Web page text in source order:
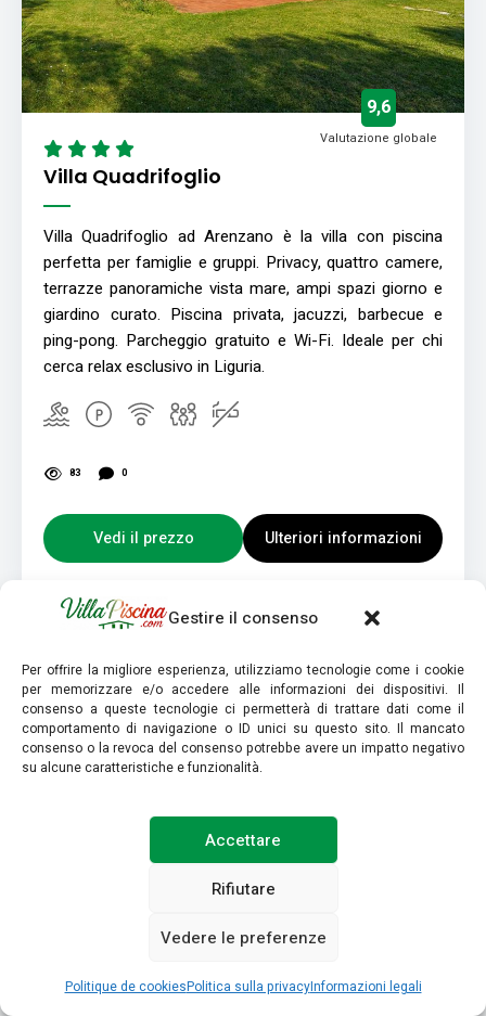
Gestire il consenso
Per offrire la migliore esperienza, utilizziamo tecnologie come i cookie
per memorizzare e/o accedere alle informazioni dei dispositivi. Il
consenso a queste tecnologie ci permetterà di trattare dati come il
comportamento di navigazione o ID unici su questo sito. Il mancato
consenso o la revoca del consenso potrebbe avere un impatto negativo
su alcune caratteristiche e funzionalità.
Accettare
Rifiutare
Vedere le preferenze
Politique de cookiesPolitica sulla privacyInformazioni legali
Villa Quadrifoglio
9,6
Valutazione globale
Villa Quadrifoglio ad Arenzano è la villa con piscina
perfetta per famiglie e gruppi. Privacy, quattro camere,
terrazze panoramiche vista mare, ampi spazi giorno e
giardino curato. Piscina privata, jacuzzi, barbecue e
ping-pong. Parcheggio gratuito e Wi-Fi. Ideale per chi
cerca relax esclusivo in Liguria.
83 0
Vedi il prezzo Ulteriori informazioni
VILLA PANORAMICA & IDROMASSAGGIO